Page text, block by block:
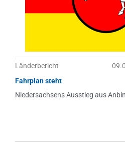
Länderbericht
Fahrplan steht
Niedersachsens Ausstieg aus